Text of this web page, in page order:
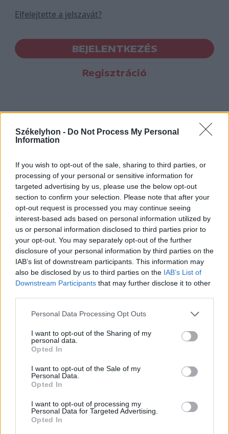
Székelyhon - Do Not Process My Personal
Information
If you wish to opt-out of the sale, sharing to third parties, or
processing of your personal or sensitive information for
targeted advertising by us, please use the below opt-out
section to confirm your selection. Please note that after your
opt-out request is processed you may continue seeing
interest-based ads based on personal information utilized by
us or personal information disclosed to third parties prior to
your opt-out. You may separately opt-out of the further
disclosure of your personal information by third parties on the
IAB’s list of downstream participants. This information may
also be disclosed by us to third parties on the IAB’s List of
Downstream Participants that may further disclose it to other
Personal Data Processing Opt Outs
I want to opt-out of the Sharing of my
personal data.
Opted In
I want to opt-out of the Sale of my
Personal Data.
Opted In
I want to opt-out of processing my
Personal Data for Targeted Advertising.
Opted In
Elfelejtette a jelszavát?
BEJELENTKEZÉS
Regisztráció
Hasznos
Impresszum
Szerzői jogok
Adatvédelmi tájékoztató
Cookie-kezelési tájékoztató
Hozzászólási szabályzat
Nyomtatott lapjaink archívuma
Székely Hírmondó archívuma
Sütibeállítások
Médiatér